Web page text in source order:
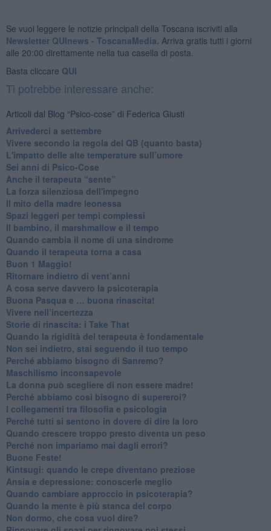
Se vuoi leggere le notizie principali della Toscana iscriviti alla
Newsletter QUInews - ToscanaMedia. Arriva gratis tutti i giorni
alle 20:00 direttamente nella tua casella di posta.
Basta cliccare QUI
Ti potrebbe interessare anche:
Articoli dal Blog “Psico-cose” di Federica Giusti
​Arrivederci a settembre
​Vivere secondo la regola del QB (quanto basta)
​L'impatto delle alte temperature sull’umore
Sei anni di Psico-Cose
​Anche il terapeuta “sente”
​La forza silenziosa dell'impegno
​Il mito della madre leonessa
Spazi leggeri per tempi complessi
Il bambino, il marshmallow e il tempo
​Quando cambia il nome di una sindrome
​Quando il terapeuta torna a casa
​Buon 1 Maggio!
Ritornare indietro di vent’anni
​A cosa serve davvero la psicoterapia
​Buona Pasqua e … buona rinascita!
​Vivere nell’incertezza
​Storie di rinascita: i Take That
​Quando la rigidità del terapeuta è fondamentale
​Non sei indietro, stai seguendo il tuo tempo
​Perché abbiamo bisogno di Sanremo?
​Maschilismo inconsapevole
​La donna può scegliere di non essere madre!
​Perché abbiamo così bisogno di supereroi?
​I collegamenti tra filosofia e psicologia
​Perché tutti si sentono in dovere di dire la loro
​Quando crescere troppo presto diventa un peso
​Perché non impariamo mai dagli errori?
​Buone Feste!
​Kintsugi: quando le crepe diventano preziose
Ansia e depressione: conoscerle meglio
Quando cambiare approccio in psicoterapia?
​Quando la mente è più stanca del corpo
Non dormo, che cosa vuol dire?